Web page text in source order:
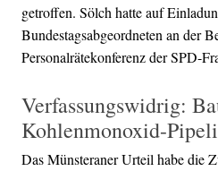
getroffen. Sölch hatte auf
Bundestagsabgeordneten an der
Personalrätekonferenz der SPD-
Verfassungswidrig:
Kohlenmonoxid-
Das Münsteraner Urteil habe die